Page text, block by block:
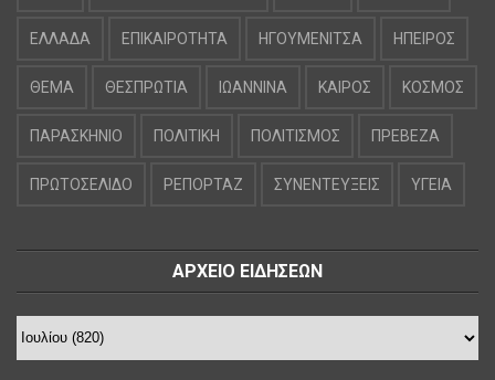
ΕΛΛΑΔΑ ΕΠΙΚΑΙΡΟΤΗΤΑ ΗΓΟΥΜΕΝΙΤΣΑ ΗΠΕΙΡΟΣ
ΘΕΜΑ ΘΕΣΠΡΩΤΙΑ ΙΩΑΝΝΙΝΑ ΚΑΙΡΟΣ ΚΟΣΜΟΣ
ΠΑΡΑΣΚΗΝΙΟ ΠΟΛΙΤΙΚΗ ΠΟΛΙΤΙΣΜΟΣ ΠΡΕΒΕΖΑ
ΠΡΩΤΟΣΕΛΙΔΟ ΡΕΠΟΡΤΑΖ ΣΥΝΕΝΤΕΥΞΕΙΣ ΥΓΕΙΑ
ΑΡΧΕΙΟ ΕΙΔΗΣΕΩΝ